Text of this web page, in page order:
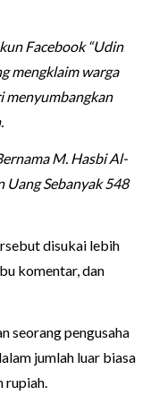
Facebook “Udin
mengklaim warga
menyumbangkan
M. Hasbi Al-
Uang Sebanyak 548
disukai lebih
komentar, dan
seorang pengusaha
jumlah luar biasa
rupiah.